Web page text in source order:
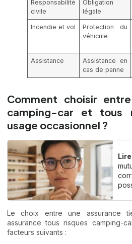
Responsabilité
civile
Obligation
légale
Incendie et vol
Protection du
véhicule
Assistance
Assistance en
cas de panne
Comment choisir
camping-car et tous
usage occasionnel ?
Le choix entre une assurance
assurance tous risques camping-
facteurs suivants :